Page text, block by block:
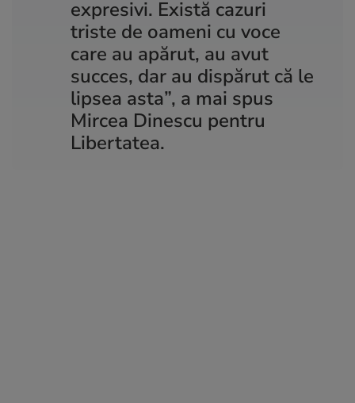
expresivi. Există cazuri
triste de oameni cu voce
care au apărut, au avut
succes, dar au dispărut că le
lipsea asta”, a mai spus
Mircea Dinescu pentru
Libertatea.